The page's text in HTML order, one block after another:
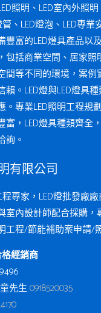
照明、LED室內外照明
、LED燈泡、LED專業
豐富的LED燈具產品以
包括商業空間、居家照
間等不同的環境，案例
賴。LED燈與LED燈具種
。專業LED照明工程規
富，LED燈具種類齊全
詢。
有限公司
程專家，LED燈批發廠
室內設計師配合採購，
工程/節能補助案申請/
格經銷商
先生0918520035